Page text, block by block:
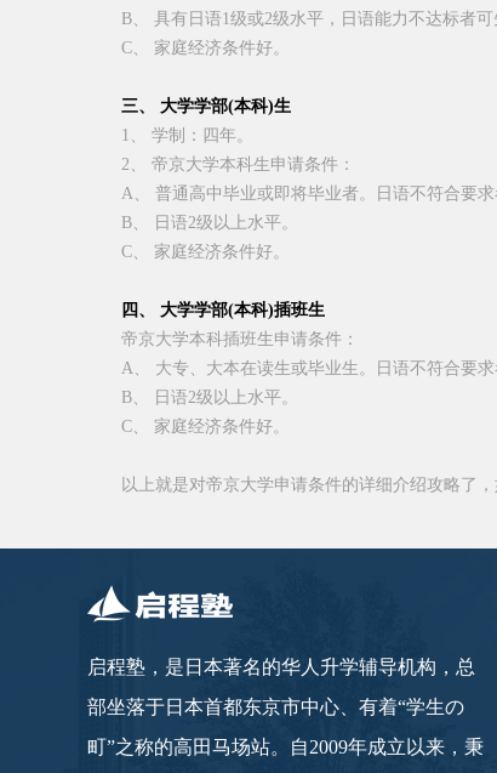
B、 具有日语1级或2级水平，日语能力不达标者可
C、 家庭经济条件好。
三、 大学学部(本科)生
1 、 学制：四年。
2、 帝京大学本科生申请条件：
A、 普通高中毕业或即将毕业者。日语不符合要求
B、 日语2级以上水平。
C、 家庭经济条件好。
四、 大学学部(本科)插班生
帝京大学本科插班生申请条件：
A、 大专、大本在读生或毕业生。日语不符合要求
B、 日语2级以上水平。
C、 家庭经济条件好。
以上就是对帝京大学申请条件的详细介绍攻略了
启程塾，是日本著名的华人升学辅导机构，总
部坐落于日本首都东京市中心、有着“学生の
町”之称的高田马场站。自2009年成立以来，秉